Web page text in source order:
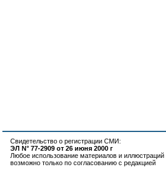
Свидетельство о регистрации СМИ:
ЭЛ N° 77-2909 от 26 июня 2000 г
Любое использование материалов и иллюстраций
возможно только по согласованию с редакцией